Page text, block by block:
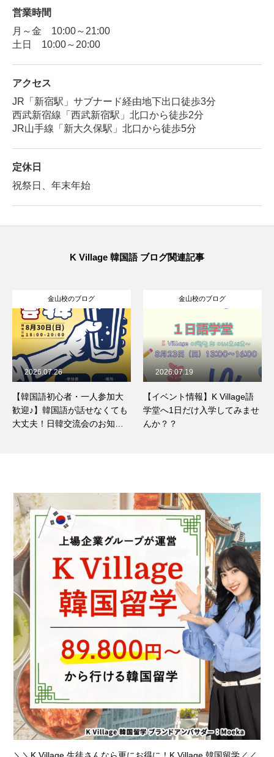
営業時間
月～金 10:00～21:00
土日 10:00～20:00
アクセス
JR「新宿駅」サブナード経由地下出口徒歩3分
西武新宿線「西武新宿駅」北口から徒歩2分
JR山手線「新大久保駅」北口から徒歩5分
定休日
祝祭日、年末年始
K Village 韓国語 ブログ関連記事
金山校のブログ
【イベント情報】K Village語
学堂へ1日だけ入学してみませ
んか？？
2026.07.19
金山校のブログ
韓国料理「ポッサム」とは？
ほっとくだけで簡単！手作り
ポッサムのレシピをご紹介☆
2026.07.18